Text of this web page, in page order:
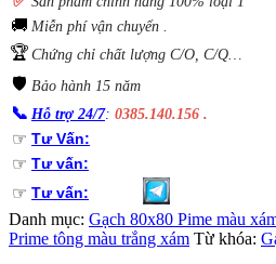
🚚 Miễn phí vận chuyển .
🏆Chứng chỉ chất lượng C/O, C/Q…
🛡️ Bảo hành 15 năm
📞 Hỗ trợ 24/7: 0385.140.156 .
☞ Tư Vấn:
☞ Tư vấn:
☞ Tư vấn:
Danh mục: Gạch 80x80 Pime màu
Prime tông màu trắng xám Từ khóa: